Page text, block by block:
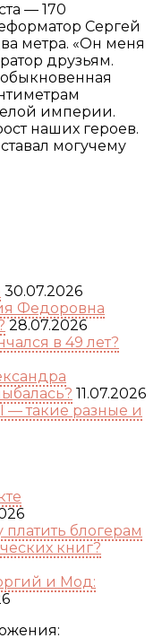
— 170
Сергей
метра. «Он меня
друзьям.
империи.
наших героев.
могучему
30.07.2026
Федоровна
28.07.2026
в 49 лет?
11.07.2026
— такие разные и
блогерам
книг?
и Мод: